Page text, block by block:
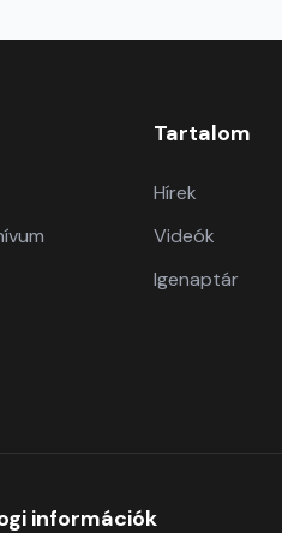
Tartalom
Hírek
Videók
Igenaptár
információk